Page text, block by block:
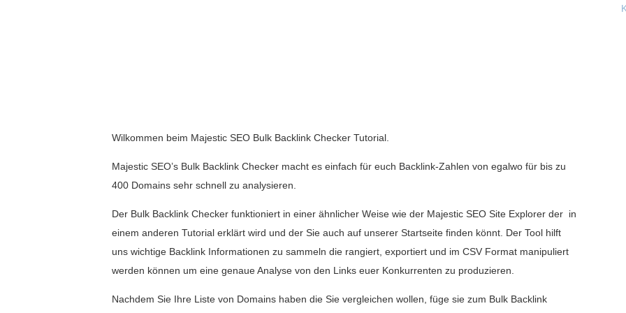
Wilkommen beim Majestic SEO Bulk Backlink Checker Tutorial.
Majestic SEO’s Bulk Backlink Checker macht es einfach für euch Backlink-Zahlen von egalwo für bis zu
400 Domains sehr schnell zu analysieren.
Der Bulk Backlink Checker funktioniert in einer ähnlicher Weise wie der Majestic SEO Site Explorer der in
einem anderen Tutorial erklärt wird und der Sie auch auf unserer Startseite finden könnt. Der Tool hilft
uns wichtige Backlink Informationen zu sammeln die rangiert, exportiert und im CSV Format manipuliert
werden können um eine genaue Analyse von den Links euer Konkurrenten zu produzieren.
Nachdem Sie Ihre Liste von Domains haben die Sie vergleichen wollen, füge sie zum Bulk Backlink